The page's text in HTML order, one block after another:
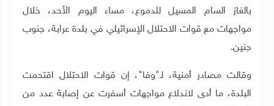
بالغاز السام المسيل للدموع، مساء اليوم الأحد، خلال
مواجهات مع قوات الاحتلال الإسرائيلي في بلدة عرابة، جنوب
جنين.
وقالت مصادر أمنية، لـ"وفا"، إن قوات الاحتلال اقتحمت
البلدة، ما أدى لاندلاع مواجهات أسفرت عن إصابة عدد من